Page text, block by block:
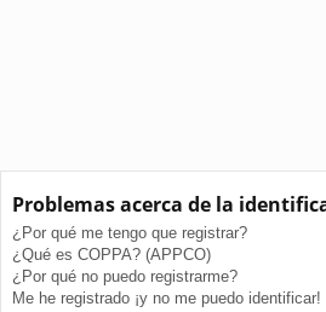
Problemas acerca de la
¿Por qué me tengo que registrar?
¿Qué es COPPA? (APPCO)
¿Por qué no puedo registrarme?
Me he registrado ¡y no me puedo identificar!